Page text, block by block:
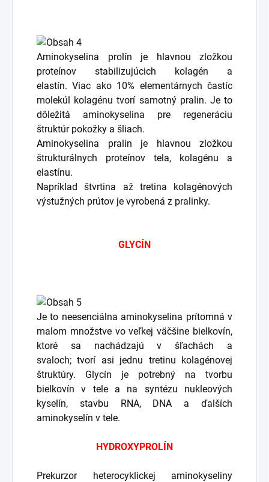
Aminokyselina prolín je hlavnou zložkou
proteínov stabilizujúcich kolagén a
elastín. Viac ako 10% elementárnych častíc
molekúl kolagénu tvorí samotný pralin. Je to
dôležitá aminokyselina pre regeneráciu
štruktúr pokožky a šliach.
Aminokyselina pralin je hlavnou zložkou
štrukturálnych proteínov tela, kolagénu a
elastínu.
Napríklad štvrtina až tretina kolagénových
výstužných prútov je vyrobená z pralinky.
GLYCÍN
Je to neesenciálna aminokyselina prítomná v
malom množstve vo veľkej väčšine bielkovín,
ktoré sa nachádzajú v šľachách a
svaloch; tvorí asi jednu tretinu kolagénovej
štruktúry. Glycín je potrebný na tvorbu
bielkovín v tele a na syntézu nukleových
kyselín, stavbu RNA, DNA a ďalších
aminokyselín v tele.
HYDROXYPROLÍN
Prekurzor heterocyklickej aminokyseliny